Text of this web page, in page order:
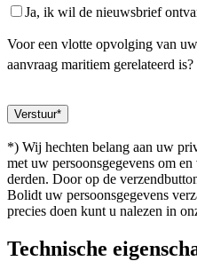
Ja, ik wil de nieuwsbrief
Voor een vlotte opvolging van
aanvraag maritiem gerelateerd is?
*) Wij hechten belang aan uw
met uw persoonsgegevens om
derden. Door op de
Bolidt uw persoonsgegevens
precies doen kunt u nalezen in
Technische